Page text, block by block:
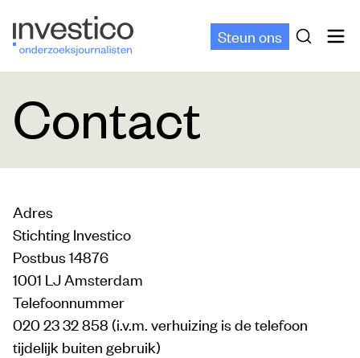
Steun ons
Contact
Adres
Stichting Investico
Postbus 14876
1001 LJ Amsterdam
Telefoonnummer
020 23 32 858 (i.v.m. verhuizing is de telefoon
tijdelijk buiten gebruik)